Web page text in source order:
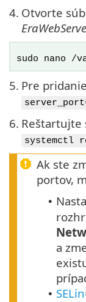
4. Otvorte
sudo nano /
5. Pre
6. Reštartujte
systemctl
Ak ste
portov,
•
a
•